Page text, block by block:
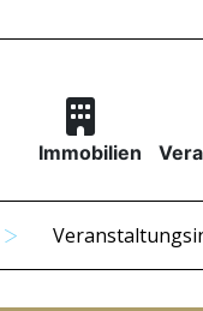
Immobilien